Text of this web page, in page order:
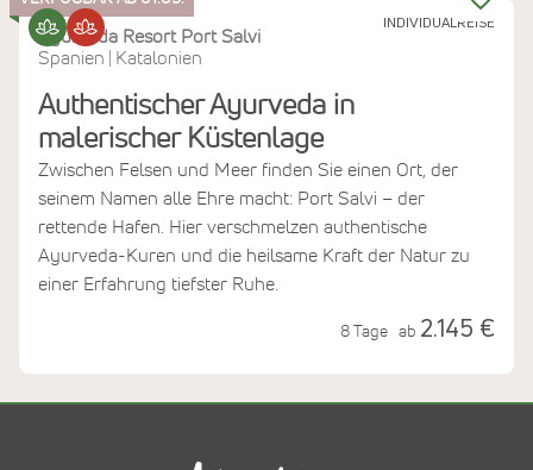
INDIVIDUALREISE
Ayurveda Resort Port Salvi
Spanien
Katalonien
Authentischer Ayurveda in
malerischer Küstenlage
Zwischen Felsen und Meer finden Sie einen Ort, der
seinem Namen alle Ehre macht: Port Salvi – der
rettende Hafen. Hier verschmelzen authentische
Ayurveda-Kuren und die heilsame Kraft der Natur zu
einer Erfahrung tiefster Ruhe.
8 Tage ab 2.145 €